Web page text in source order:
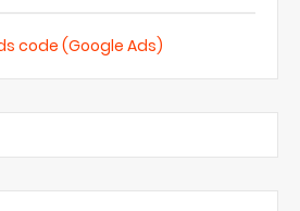
code (Google Ads)